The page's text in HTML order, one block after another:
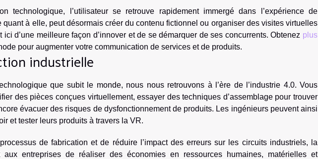
technologique, l’utilisateur se retrouve rapidement immergé dans l’expérience de
quant à elle, peut désormais créer du contenu fictionnel ou organiser des visites virtuelles
ici d’une meilleure façon d’innover et de se démarquer de ses concurrents. Obtenez plus
pour augmenter votre communication de services et de produits.
industrielle
que subit le monde, nous nous retrouvons à l’ère de l’industrie 4.0. Vous
des pièces conçues virtuellement, essayer des techniques d’assemblage pour trouver
évacuer des risques de dysfonctionnement de produits. Les ingénieurs peuvent ainsi
et tester leurs produits à travers la VR.
de fabrication et de réduire l’impact des erreurs sur les circuits industriels, la
aux entreprises de réaliser des économies en ressources humaines, matérielles et